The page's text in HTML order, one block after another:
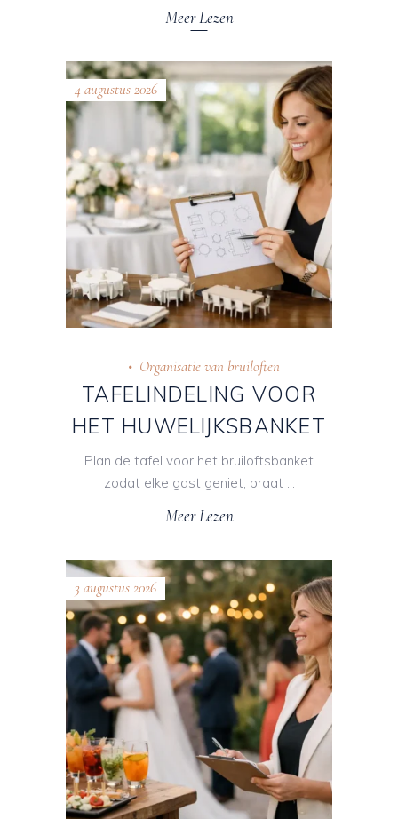
Meer Lezen
4 augustus 2026
Organisatie van bruiloften
TAFELINDELING VOOR
HET HUWELIJKSBANKET
Plan de tafel voor het bruiloftsbanket
zodat elke gast geniet, praat
Meer Lezen
3 augustus 2026